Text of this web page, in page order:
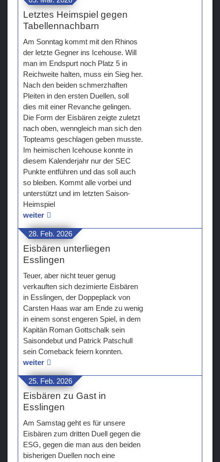
Letztes Heimspiel gegen
Tabellennachbarn
Am Sonntag kommt mit den Rhinos
der letzte Gegner ins Icehouse. Will
man im Endspurt noch Platz 5 in
Reichweite halten, muss ein Sieg her.
Nach den beiden schmerzhaften
Pleiten in den ersten Duellen, soll
dies mit einer Revanche gelingen.
Die Form der Eisbären zeigte zuletzt
nach oben, wenngleich man sich den
Topteams geschlagen geben musste.
Im heimischen Icehouse konnte in
diesem Kalenderjahr nur der SEC
Punkte entführen und das soll auch
so bleiben. Kommt alle vorbei und
unterstützt und im letzten Saison-
Heimspiel
weiter
28. Feb. 2026
Eisbären unterliegen
Esslingen
Teuer, aber nicht teuer genug
verkauften sich dezimierte Eisbären
in Esslingen, der Doppeplack von
Carsten Haas war am Ende zu wenig
in einem sonst engeren Spiel, in dem
Kapitän Roman Gottschalk sein
Saisondebut und Patrick Patschull
sein Comeback feiern konnten.
weiter
25. Feb. 2026
Eisbären zu Gast in
Esslingen
Am Samstag geht es für unsere
Eisbären zum dritten Duell gegen die
ESG, gegen die man aus den beiden
bisherigen Duellen noch eine